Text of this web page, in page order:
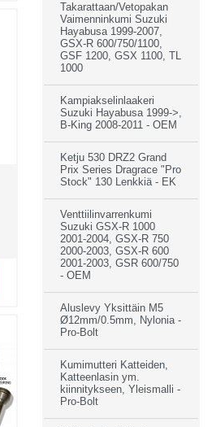
Takarattaan/Vetopakan
Vaimenninkumi Suzuki
Hayabusa 1999-2007,
GSX-R 600/750/1100,
GSF 1200, GSX 1100, TL
1000
Kampiakselinlaakeri
Suzuki Hayabusa 1999->,
B-King 2008-2011 - OEM
Ketju 530 DRZ2 Grand
Prix Series Dragrace "Pro
Stock" 130 Lenkkiä - EK
Venttiilinvarrenkumi
Suzuki GSX-R 1000
2001-2004, GSX-R 750
2000-2003, GSX-R 600
2001-2003, GSR 600/750
- OEM
Aluslevy Yksittäin M5
Ø12mm/0.5mm, Nylonia -
Pro-Bolt
Kumimutteri Katteiden,
Katteenlasin ym.
kiinnitykseen, Yleismalli -
Pro-Bolt